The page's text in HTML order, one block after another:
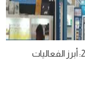
كل ما هو جديد في معرض الكتاب 2025: أبرز الفعاليات